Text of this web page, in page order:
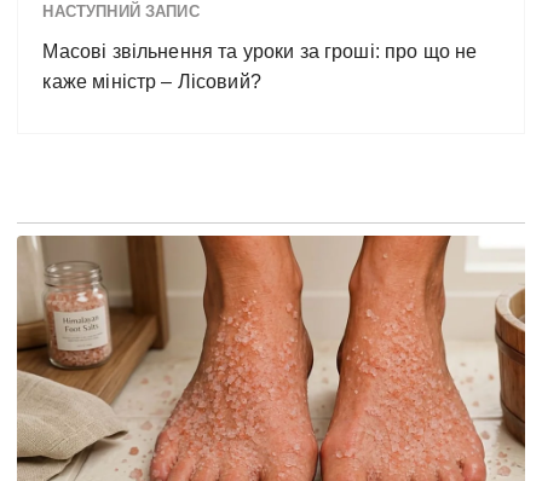
НАСТУПНИЙ ЗАПИС
Масові звільнення та уроки за гроші: про що не
каже міністр – Лісовий?